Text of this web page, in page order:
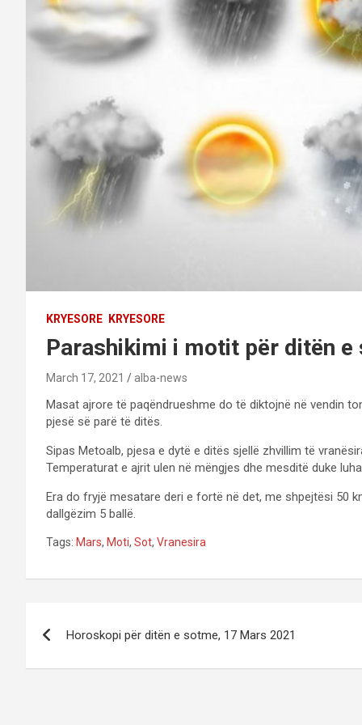
KRYESORE KRYESORE
Parashikimi i motit për ditën e
March 17, 2021 alba-news
Masat ajrore të paqëndrueshme do të diktojnë në vendin
pjesë së parë të ditës.
Sipas Metoalb, pjesa e dytë e ditës sjellë zhvillim të
Temperaturat e ajrit ulen në mëngjes dhe mesditë duke
Era do fryjë mesatare deri e fortë në det, me shpejtësi 50
dallgëzim 5 ballë.
Tags: Mars, Moti, Sot, Vranesira
Horoskopi për ditën e sotme, 17 Mars 2021